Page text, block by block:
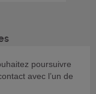
poursuivre
avec l’un de